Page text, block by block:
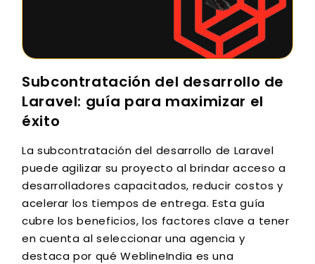
Subcontratación del desarrollo de
Laravel: guía para maximizar el
éxito
La subcontratación del desarrollo de Laravel
puede agilizar su proyecto al brindar acceso a
desarrolladores capacitados, reducir costos y
acelerar los tiempos de entrega. Esta guía
cubre los beneficios, los factores clave a tener
en cuenta al seleccionar una agencia y
destaca por qué WeblineIndia es una